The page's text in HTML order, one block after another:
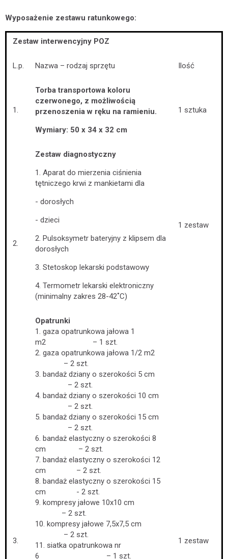
Wyposażenie zestawu ratunkowego:
Zestaw interwencyjny POZ
L.p. Nazwa – rodzaj sprzętu Ilość
1.
Torba transportowa koloru
czerwonego, z możliwością
przenoszenia w ręku na ramieniu.
Wymiary: 50 x 34 x 32 cm
1 sztuka
2.
Zestaw diagnostyczny
1. Aparat do mierzenia ciśnienia
tętniczego krwi z mankietami dla
- dorosłych
- dzieci
2. Pulsoksymetr bateryjny z klipsem dla
dorosłych
3. Stetoskop lekarski podstawowy
4. Termometr lekarski elektroniczny
(minimalny zakres 28-42˚C)
1 zestaw
3.
Opatrunki
1. gaza opatrunkowa jałowa 1
m2 – 1 szt.
2. gaza opatrunkowa jałowa 1/2 m2
– 2 szt.
3. bandaż dziany o szerokości 5 cm
– 2 szt.
4. bandaż dziany o szerokości 10 cm
– 2 szt.
5. bandaż dziany o szerokości 15 cm
– 2 szt.
6. bandaż elastyczny o szerokości 8
cm – 2 szt.
7. bandaż elastyczny o szerokości 12
cm – 2 szt.
8. bandaż elastyczny o szerokości 15
cm - 2 szt.
9. kompresy jałowe 10x10 cm
– 2 szt.
10. kompresy jałowe 7,5x7,5 cm
– 2 szt.
11. siatka opatrunkowa nr
6 – 1 szt.
1 zestaw